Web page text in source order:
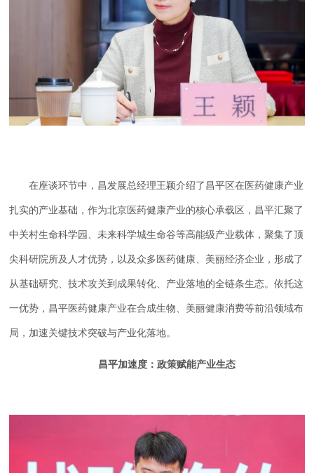
在座谈环节中，昌发展总经理王颖介绍了昌平区在医药健康产业
扎实的产业基础，作为北京医药健康产业的核心承载区，昌平汇聚了
中关村生命科学园、未来科学城生命谷等高能级产业载体，聚集了顶
尖科研院所及人才优势，以及众多医药健康、美丽经济企业，形成了
从基础研究、技术攻关到成果转化、产业落地的全链条生态。依托这
一优势，昌平医药健康产业在合成生物、美丽健康消费等前沿领域布
局，加速关键技术突破与产业化落地。
昌平加速度：政策赋能产业生态